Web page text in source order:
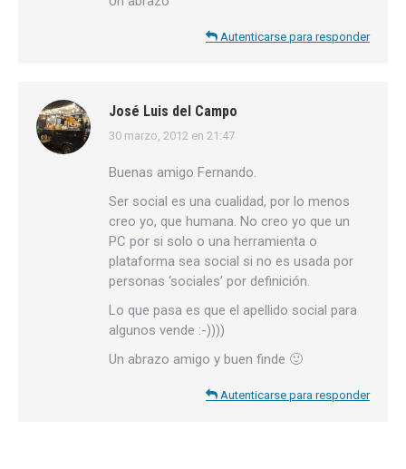
Autenticarse para responder
José Luis del Campo
dice:
30 marzo, 2012 en 21:47
Buenas amigo Fernando.
Ser social es una cualidad, por lo menos
creo yo, que humana. No creo yo que un
PC por si solo o una herramienta o
plataforma sea social si no es usada por
personas ‘sociales’ por definición.
Lo que pasa es que el apellido social para
algunos vende :-))))
Un abrazo amigo y buen finde 🙂
Autenticarse para responder